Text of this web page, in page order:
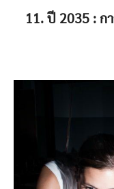
11. ปี 2035 : ก